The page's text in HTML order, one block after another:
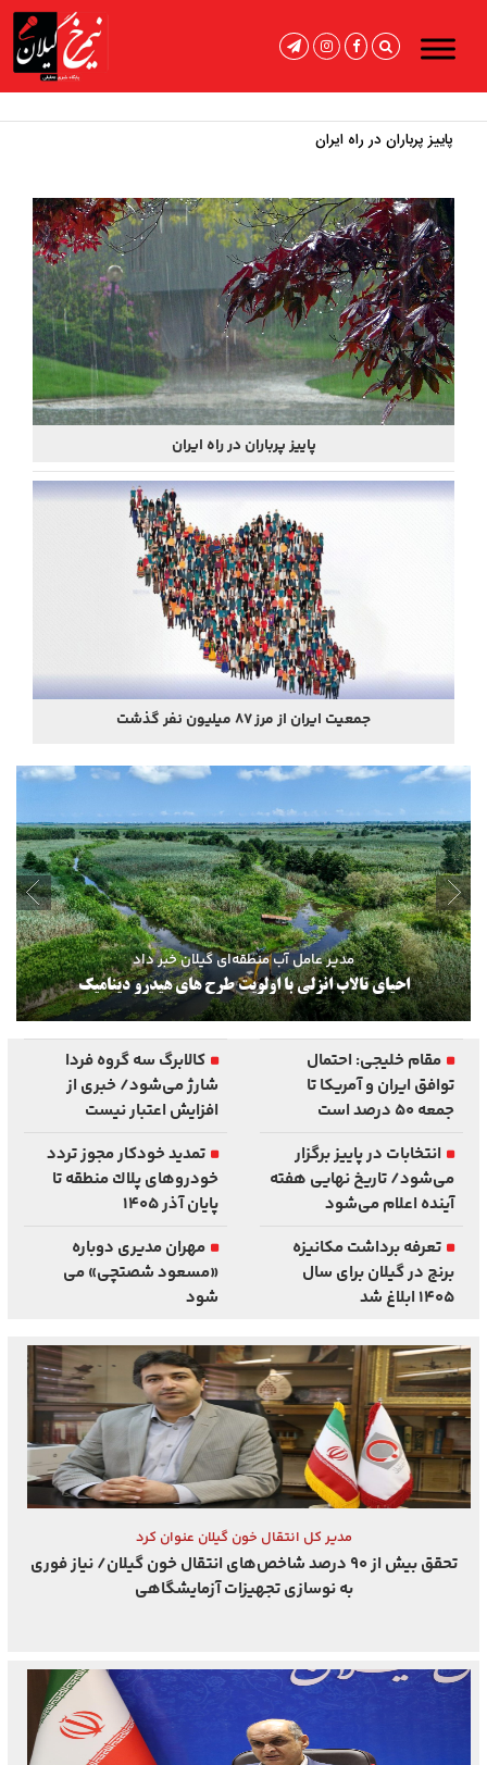
پاییز پرباران در راه ایران
پاییز پرباران در راه ایران
جمعیت ایران از مرز ۸۷ میلیون نفر گذشت
رئیس ‌جمهور :
همه مردم ایران را حفظ کردند/ اگر تا امروز مانده‌ایم، به ‌خاطر مردم
نجیب ایران بوده است
مقام خلیجی: احتمال
توافق ایران و آمریکا تا
جمعه ۵۰ درصد است
کالابرگ سه گروه فردا
شارژ می‌شود/ خبری از
افزایش اعتبار نیست
انتخابات در پاییز برگزار
می‌شود/ تاریخ نهایی هفته
آینده اعلام می‌شود
تمدید خودكار مجوز تردد
خودروهای پلاك منطقه تا
پایان آذر ۱۴۰۵
تعرفه برداشت مکانیزه
برنج در گیلان برای سال
۱۴۰۵ ابلاغ شد
مهران مدیری دوباره
«مسعود شصتچی» می
شود
مدیر کل انتقال خون گیلان عنوان کرد
تحقق بیش از ۹۰ درصد شاخص‌های انتقال خون گیلان/ نیاز فوری
به نوسازی تجهیزات آزمایشگاهی